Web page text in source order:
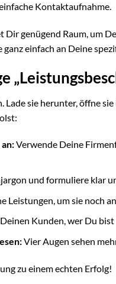
Kontaktaufnahme.
genügend Raum, um
einfach an Deine
sie herunter, öffne
Verwende Deine
und formuliere klar
Leistungen, um sie noch
Kunden, wer Du
Vier Augen sehen
zu einem echten Erfolg!